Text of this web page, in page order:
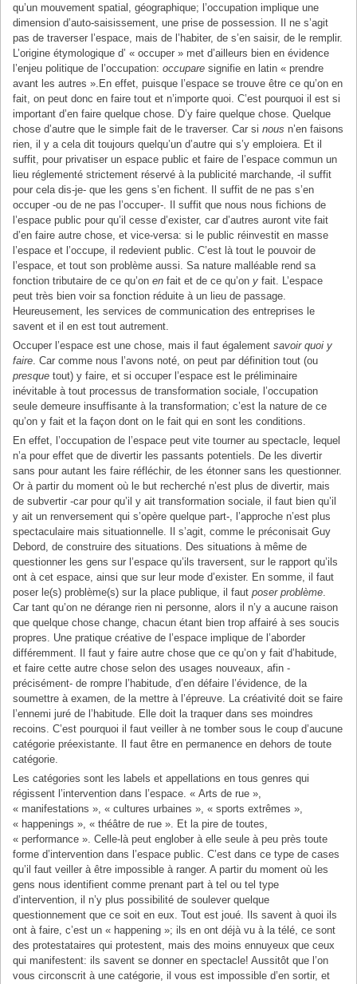
qu’un mouvement spatial, géographique; l’occupation implique une
dimension d’auto-saisissement, une prise de possession. Il ne s’agit
pas de traverser l’espace, mais de l’habiter, de s’en saisir, de le remplir.
L’origine étymologique d’ « occuper » met d’ailleurs bien en évidence
l’enjeu politique de l’occupation:occupare signifie en latin « prendre
avant les autres ».En effet, puisque l’espace se trouve être ce qu’on en
fait, on peut donc en faire tout et n’importe quoi. C’est pourquoi il est si
important d’en faire quelque chose. D’y faire quelque chose. Quelque
chose d’autre que le simple fait de le traverser. Car sinous n’en faisons
rien, il y a cela dit toujours quelqu’un d’autre qui s’y emploiera. Et il
suffit, pour privatiser un espace public et faire de l’espace commun un
lieu réglementé strictement réservé à la publicité marchande, -il suffit
pour cela dis-je- que les gens s’en fichent. Il suffit de ne pas s’en
occuper -ou de ne pas l’occuper-. Il suffit que nous nous fichions de
l’espace public pour qu’il cesse d’exister, car d’autres auront vite fait
d’en faire autre chose, et vice-versa: si le public réinvestit en masse
l’espace et l’occupe, il redevient public. C’est là tout le pouvoir de
l’espace, et tout son problème aussi. Sa nature malléable rend sa
fonction tributaire de ce qu’onen fait et de ce qu’ony fait. L’espace
peut très bien voir sa fonction réduite à un lieu de passage.
Heureusement, les services de communication des entreprises le
savent et il en est tout autrement.
Occuper l’espace est une chose, mais il faut égalementsavoir quoi y
faire. Car comme nous l’avons noté, on peut par définition tout (ou
presque tout) y faire, et si occuper l’espace est le préliminaire
inévitable à tout processus de transformation sociale, l’occupation
seule demeure insuffisante à la transformation; c’est la nature de ce
qu’on y fait et la façon dont on le fait qui en sont les conditions.
En effet, l’occupation de l’espace peut vite tourner au spectacle, lequel
n’a pour effet que de divertir les passants potentiels. De les divertir
sans pour autant les faire réfléchir, de les étonner sans les questionner.
Or à partir du moment où le but recherché n’est plus de divertir, mais
de subvertir -car pour qu’il y ait transformation sociale, il faut bien qu’il
y ait un renversement qui s’opère quelque part-, l’approche n’est plus
spectaculaire mais situationnelle. Il s’agit, comme le préconisait Guy
Debord, de construire des situations. Des situations à même de
questionner les gens sur l’espace qu’ils traversent, sur le rapport qu’ils
ont à cet espace, ainsi que sur leur mode d’exister. En somme, il faut
poser le(s) problème(s) sur la place publique, il fautposer problème.
Car tant qu’on ne dérange rien ni personne, alors il n’y a aucune raison
que quelque chose change, chacun étant bien trop affairé à ses soucis
propres. Une pratique créative de l’espace implique de l’aborder
différemment. Il faut y faire autre chose que ce qu’on y fait d’habitude,
et faire cette autre chose selon des usages nouveaux, afin -
précisément- de rompre l’habitude, d’en défaire l’évidence, de la
soumettre à examen, de la mettre à l’épreuve. La créativité doit se faire
l’ennemi juré de l’habitude. Elle doit la traquer dans ses moindres
recoins. C’est pourquoi il faut veiller à ne tomber sous le coup d’aucune
catégorie préexistante. Il faut être en permanence en dehors de toute
catégorie.
Les catégories sont les labels et appellations en tous genres qui
régissent l’intervention dans l’espace. « Arts de rue »,
« manifestations », « cultures urbaines », « sports extrêmes »,
« happenings », « théâtre de rue ». Et la pire de toutes,
« performance ». Celle-là peut englober à elle seule à peu près toute
forme d’intervention dans l’espace public. C’est dans ce type de cases
qu’il faut veiller à être impossible à ranger. A partir du moment où les
gens nous identifient comme prenant part à tel ou tel type
d’intervention, il n’y plus possibilité de soulever quelque
questionnement que ce soit en eux. Tout est joué. Ils savent à quoi ils
ont à faire, c’est un « happening »; ils en ont déjà vu à la télé, ce sont
des protestataires qui protestent, mais des moins ennuyeux que ceux
qui manifestent: ils savent se donner en spectacle! Aussitôt que l’on
vous circonscrit à une catégorie, il vous est impossible d’en sortir, et